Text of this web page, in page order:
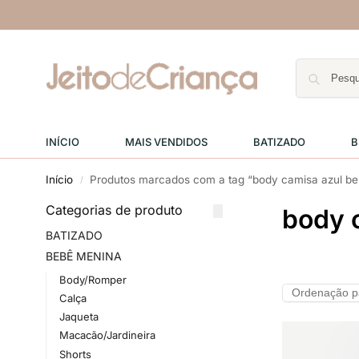
INÍCIO MAIS VENDIDOS BATIZADO
Início / Produtos marcados com a tag “body camisa azul
body
Categorias de produto
BATIZADO
BEBÊ MENINA
Body/Romper
Calça
Jaqueta
Macacão/Jardineira
Shorts